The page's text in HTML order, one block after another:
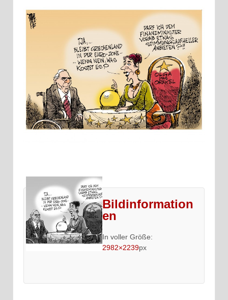
Bildinformation
en
In voller Größe:
2982×2239px